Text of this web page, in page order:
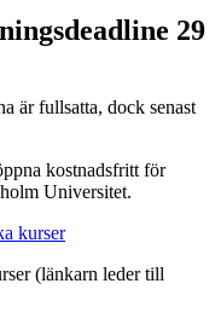
29
är fullsatta, dock senast
kostnadsfritt för
Universitet.
kurser
(länkarn leder till